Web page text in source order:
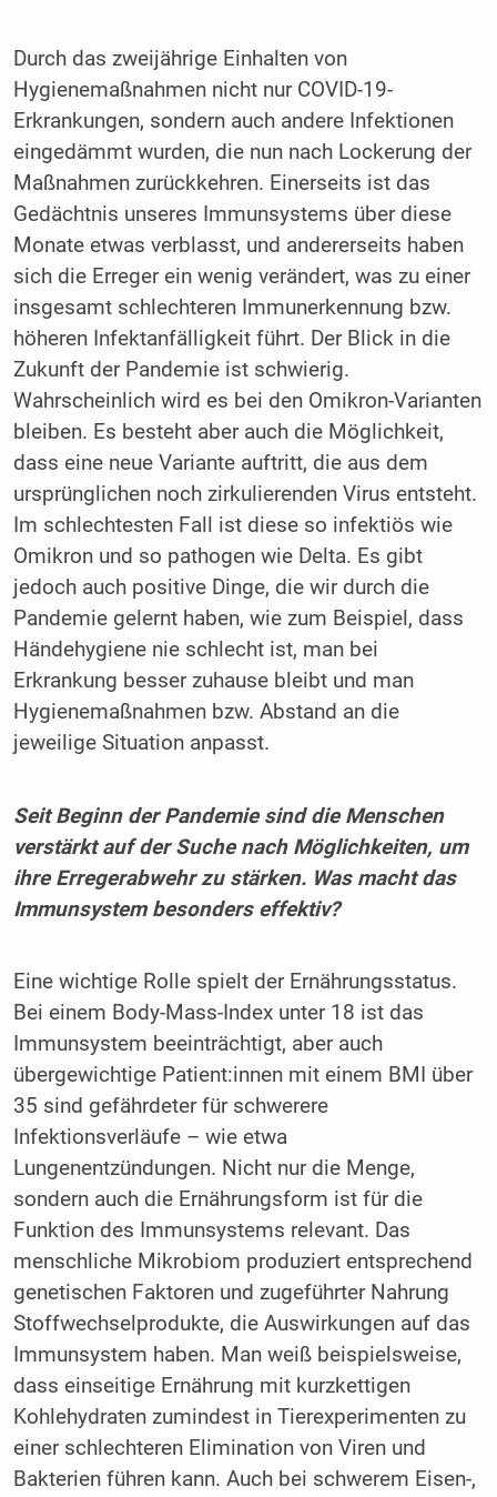
Durch das zweijährige Einhalten von
Hygienemaßnahmen nicht nur COVID-19-
Erkrankungen, sondern auch andere Infektionen
eingedämmt wurden, die nun nach Lockerung der
Maßnahmen zurückkehren. Einerseits ist das
Gedächtnis unseres Immunsystems über diese
Monate etwas verblasst, und andererseits haben
sich die Erreger ein wenig verändert, was zu einer
insgesamt schlechteren Immunerkennung bzw.
höheren Infektanfälligkeit führt. Der Blick in die
Zukunft der Pandemie ist schwierig.
Wahrscheinlich wird es bei den Omikron-Varianten
bleiben. Es besteht aber auch die Möglichkeit,
dass eine neue Variante auftritt, die aus dem
ursprünglichen noch zirkulierenden Virus entsteht.
Im schlechtesten Fall ist diese so infektiös wie
Omikron und so pathogen wie Delta. Es gibt
jedoch auch positive Dinge, die wir durch die
Pandemie gelernt haben, wie zum Beispiel, dass
Händehygiene nie schlecht ist, man bei
Erkrankung besser zuhause bleibt und man
Hygienemaßnahmen bzw. Abstand an die
jeweilige Situation anpasst.
Seit Beginn der Pandemie sind die Menschen
verstärkt auf der Suche nach Möglichkeiten, um
ihre Erregerabwehr zu stärken. Was macht das
Immunsystem besonders effektiv?
Eine wichtige Rolle spielt der Ernährungsstatus.
Bei einem Body-Mass-Index unter 18 ist das
Immunsystem beeinträchtigt, aber auch
übergewichtige Patient:innen mit einem BMI über
35 sind gefährdeter für schwerere
Infektionsverläufe – wie etwa
Lungenentzündungen. Nicht nur die Menge,
sondern auch die Ernährungsform ist für die
Funktion des Immunsystems relevant. Das
menschliche Mikrobiom produziert entsprechend
genetischen Faktoren und zugeführter Nahrung
Stoffwechselprodukte, die Auswirkungen auf das
Immunsystem haben. Man weiß beispielsweise,
dass einseitige Ernährung mit kurzkettigen
Kohlehydraten zumindest in Tierexperimenten zu
einer schlechteren Elimination von Viren und
Bakterien führen kann. Auch bei schwerem Eisen-,